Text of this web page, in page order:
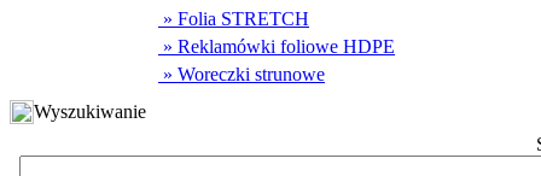
» Folia STRETCH
» Reklamówki foliowe HDPE
» Woreczki strunowe
Wyszukiwanie